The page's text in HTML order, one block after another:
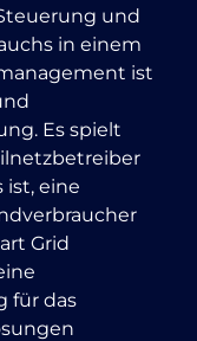
und
in einem
ist
Es spielt
ist, eine
Grid
für das